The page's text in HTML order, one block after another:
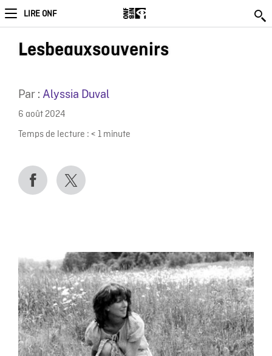
LIRE ONF
Lesbeauxsouvenirs
Par : Alyssia Duval
6 août 2024
Temps de lecture : < 1 minute